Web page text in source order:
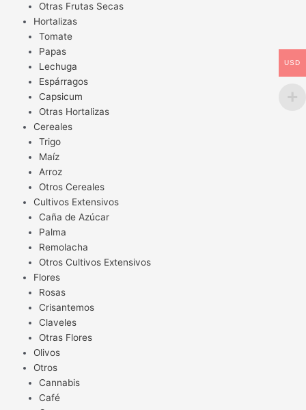
Otras Frutas Secas
Hortalizas
Tomate
Papas
Lechuga
Espárragos
Capsicum
Otras Hortalizas
Cereales
Trigo
Maíz
Arroz
Otros Cereales
Cultivos Extensivos
Caña de Azúcar
Palma
Remolacha
Otros Cultivos Extensivos
Flores
Rosas
Crisantemos
Claveles
Otras Flores
Olivos
Otros
Cannabis
Café
USD